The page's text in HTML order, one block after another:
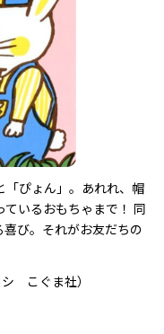
「ぴょん」。あれれ、帽
いるおもちゃまで！ 同
び。それがお友だちの
シ こぐま社）